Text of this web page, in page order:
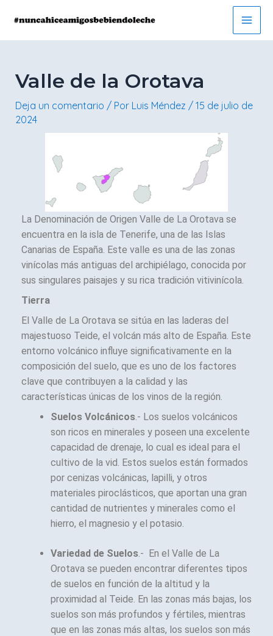
contenido
Main
Valle de la Orotava
Deja un comentario / Por Luis Méndez / 15 de julio de
2024
La Denominación de Origen Valle de La Orotava se
encuentra en la isla de Tenerife, una de las Islas
Canarias de España. Este valle es una de las zonas
vinícolas más antiguas del archipiélago, conocida por
sus singulares paisajes y su rica tradición vitivinícola.
Tierra
El Valle de La Orotava se sitúa en las laderas del
majestuoso Teide, el volcán más alto de España. Este
entorno volcánico influye significativamente en la
composición del suelo, que es uno de los factores
clave que contribuyen a la calidad y las
características únicas de los vinos de la región.
Suelos Volcánicos.- Los suelos volcánicos
son ricos en minerales y poseen una excelente
capacidad de drenaje, lo cual es ideal para el
cultivo de la vid. Estos suelos están formados
por cenizas volcánicas, lapilli, y otros
materiales piroclásticos, que aportan una gran
cantidad de nutrientes y minerales como el
hierro, el magnesio y el potasio.
Variedad de Suelos.- En el Valle de La
Orotava se pueden encontrar diferentes tipos
de suelos en función de la altitud y la
proximidad al Teide. En las zonas más bajas, los
suelos son más profundos y fértiles, mientras
que en las zonas más altas, los suelos son más
de
entradas